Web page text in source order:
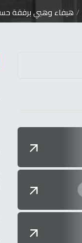
هيفاء‭ ‬وهبي‭ ‬برفقة‭ ‬حسن‭ ‬أبو‭ ‬الروس‭ ‬في‭ ‬كواليس‭ ‬تحضيرات‭ ‬فنية‭ ‬جديدة‭ ‬تثير‭ ‬فضول‭ ‬الجمهور